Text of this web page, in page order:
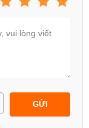
GỬI